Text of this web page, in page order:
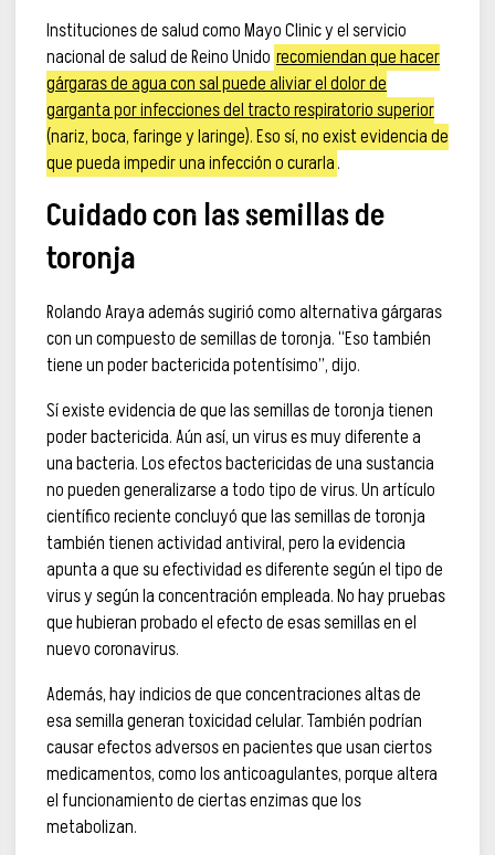
Instituciones de salud como Mayo Clinic y el servicio
nacional de salud de Reino Unido recomiendan que hacer
gárgaras de agua con sal puede aliviar el dolor de
garganta por infecciones del tracto respiratorio superior
(nariz, boca, faringe y laringe). Eso sí, no exist evidencia de
que pueda impedir una infección o curarla.
Cuidado con las semillas de
toronja
Rolando Araya además sugirió como alternativa gárgaras
con un compuesto de semillas de toronja. “Eso también
tiene un poder bactericida potentísimo”, dijo.
Sí existe evidencia de que las semillas de toronja tienen
poder bactericida. Aún así, un virus es muy diferente a
una bacteria. Los efectos bactericidas de una sustancia
no pueden generalizarse a todo tipo de virus. Un artículo
científico reciente concluyó que las semillas de toronja
también tienen actividad antiviral, pero la evidencia
apunta a que su efectividad es diferente según el tipo de
virus y según la concentración empleada. No hay pruebas
que hubieran probado el efecto de esas semillas en el
nuevo coronavirus.
Además, hay indicios de que concentraciones altas de
esa semilla generan toxicidad celular. También podrían
causar efectos adversos en pacientes que usan ciertos
medicamentos, como los anticoagulantes, porque altera
el funcionamiento de ciertas enzimas que los
metabolizan.